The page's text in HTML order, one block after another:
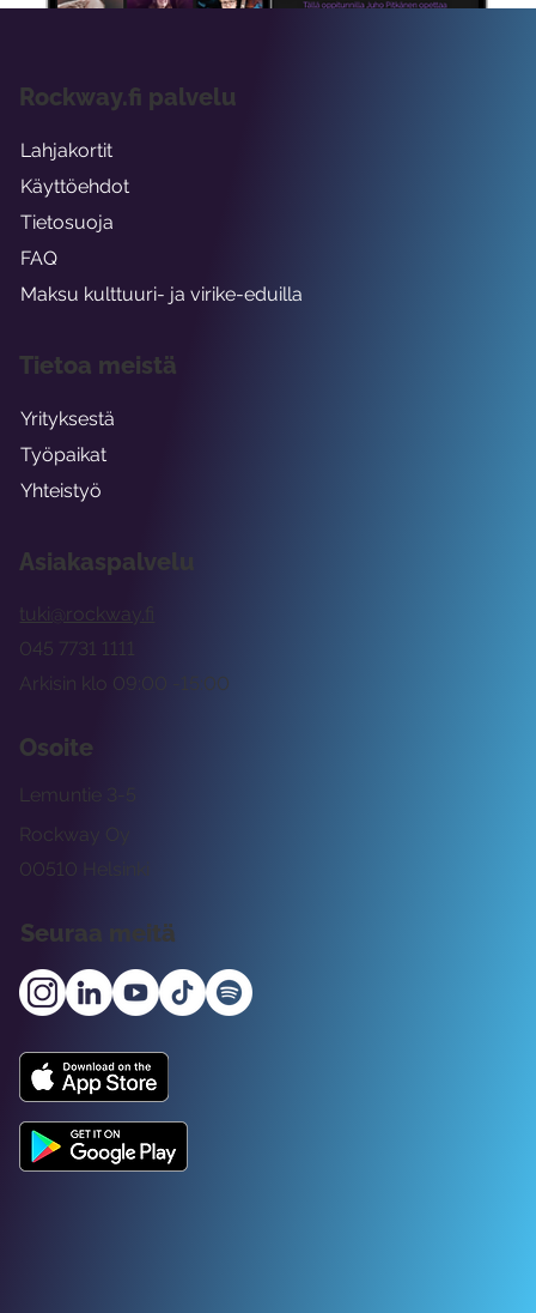
Asiakaspalvelu
tuki@rockway.fi
Arkisin klo 09:00 -15:00
045 7731 1111
Osoite
Rockway Oy
Lemuntie 3-5
00510 Helsinki
Seuraa meitä
Rockway.fi palvelu
Lahjakortit
Käyttöehdot
Tietosuoja
FAQ
Maksu kulttuuri- ja virike-eduilla
Tietoa meistä
Yrityksestä
Työpaikat
Yhteistyö